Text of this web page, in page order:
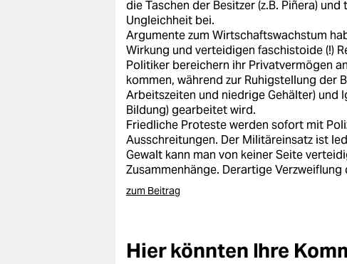
die Taschen der Besitzer (z.B. Piñera)
Ungleichheit bei.
Argumente zum Wirtschaftswachstum
Wirkung und verteidigen faschistoide (!)
Politiker bereichern ihr Privatvermögen
kommen, während zur Ruhigstellung der
Arbeitszeiten und niedrige Gehälter) und
Bildung) gearbeitet wird.
Friedliche Proteste werden sofort mit
Ausschreitungen. Der Militäreinsatz ist
Gewalt kann man von keiner Seite
Zusammenhänge. Derartige
zum Beitrag
Hier könnten Ihre